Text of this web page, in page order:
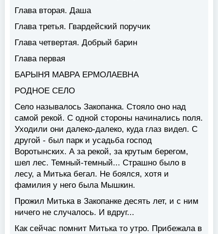
Глава вторая. Даша
Глава третья. Гвардейский поручик
Глава четвертая. Добрый барин
Глава первая
БАРЫНЯ МАВРА ЕРМОЛАЕВНА
РОДНОЕ СЕЛО
Село называлось Закопанка. Стояло оно над
самой рекой. С одной стороны начинались поля.
Уходили они далеко-далеко, куда глаз видел. С
другой - был парк и усадьба господ
Воротынских. А за рекой, за крутым берегом,
шел лес. Темный-темный... Страшно было в
лесу, а Митька бегал. Не боялся, хотя и
фамилия у него была Мышкин.
Прожил Митька в Закопанке десять лет, и с ним
ничего не случалось. И вдруг...
Как сейчас помнит Митька то утро. Прибежала в